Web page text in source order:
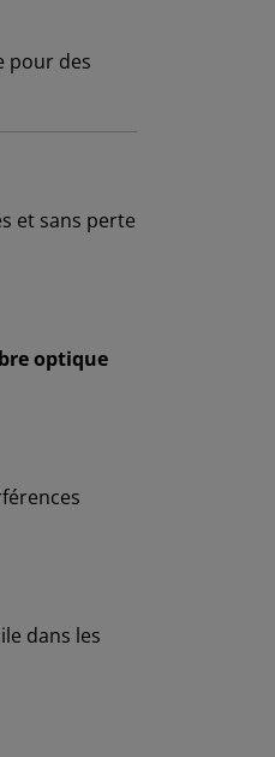
pour des
et sans perte
optique
dans les